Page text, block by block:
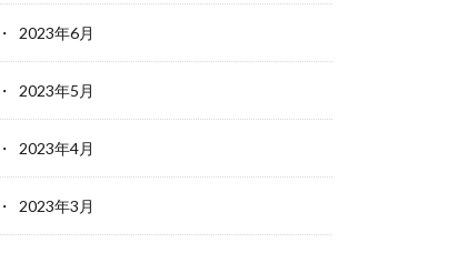
2023年6月
2023年5月
2023年4月
2023年3月